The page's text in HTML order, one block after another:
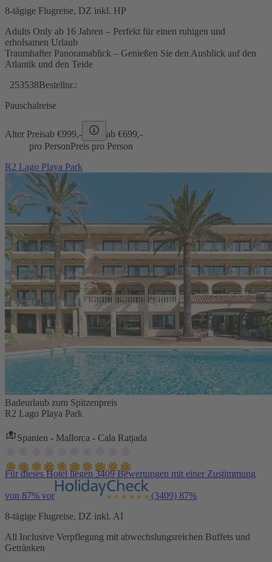
8-tägige Flugreise, DZ inkl. HP
Adults Only ab 16 Jahren – Perfekt für einen ruhigen und
erholsamen Urlaub
Traumhafter Panoramablick – Genießen Sie den Ausblick auf den
Atlantik und den Teide
253538Bestellnr.:
Pauschalreise
Alter Preisab €999,- ab €699,-
pro PersonPreis pro Person
R2 Lago Playa Park
Badeurlaub zum Spitzenpreis
R2 Lago Playa Park
Spanien - Mallorca - Cala Ratjada
Für dieses Hotel liegen 3409 Bewertungen mit einer Zustimmung
von 87% vor (3409) 87%
8-tägige Flugreise, DZ inkl. AI
All Inclusive Verpflegung mit abwechslungsreichen Buffets und
Getränken